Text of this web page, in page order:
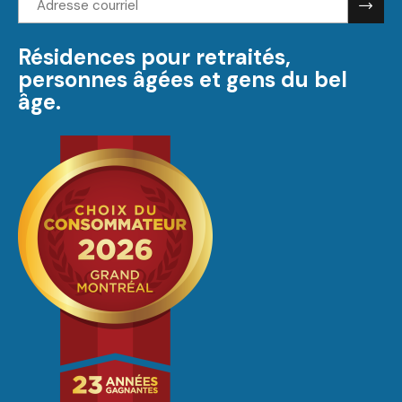
courriel:
Résidences pour retraités,
personnes âgées et gens du bel
âge.